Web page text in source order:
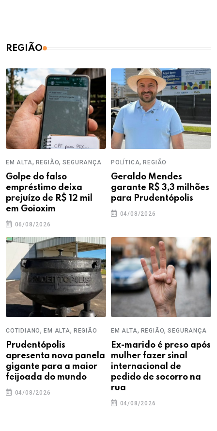
REGIÃO
EM ALTA, REGIÃO,SEGURANÇA
Golpe do falso
empréstimo deixa
prejuízo de R$ 12 mil
em Goioxim
06/08/2026
POLÍTICA,REGIÃO
Geraldo Mendes
garante R$ 3,3 milhões
para Prudentópolis
04/08/2026
COTIDIANO,EM ALTA, REGIÃO
Prudentópolis
apresenta nova panela
gigante para a maior
feijoada do mundo
04/08/2026
EM ALTA, REGIÃO,SEGURANÇA
Ex-marido é preso após
mulher fazer sinal
internacional de
pedido de socorro na
rua
04/08/2026